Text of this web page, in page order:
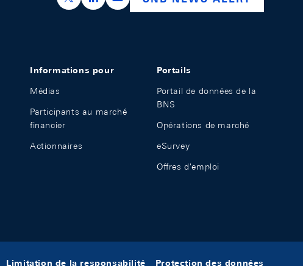
Informations pour
Médias
Participants au marché
financier
Actionnaires
Portails
Portail de données de la
BNS
Opérations de marché
eSurvey
Offres d'emploi
Limitation de la responsabilité Protection des données